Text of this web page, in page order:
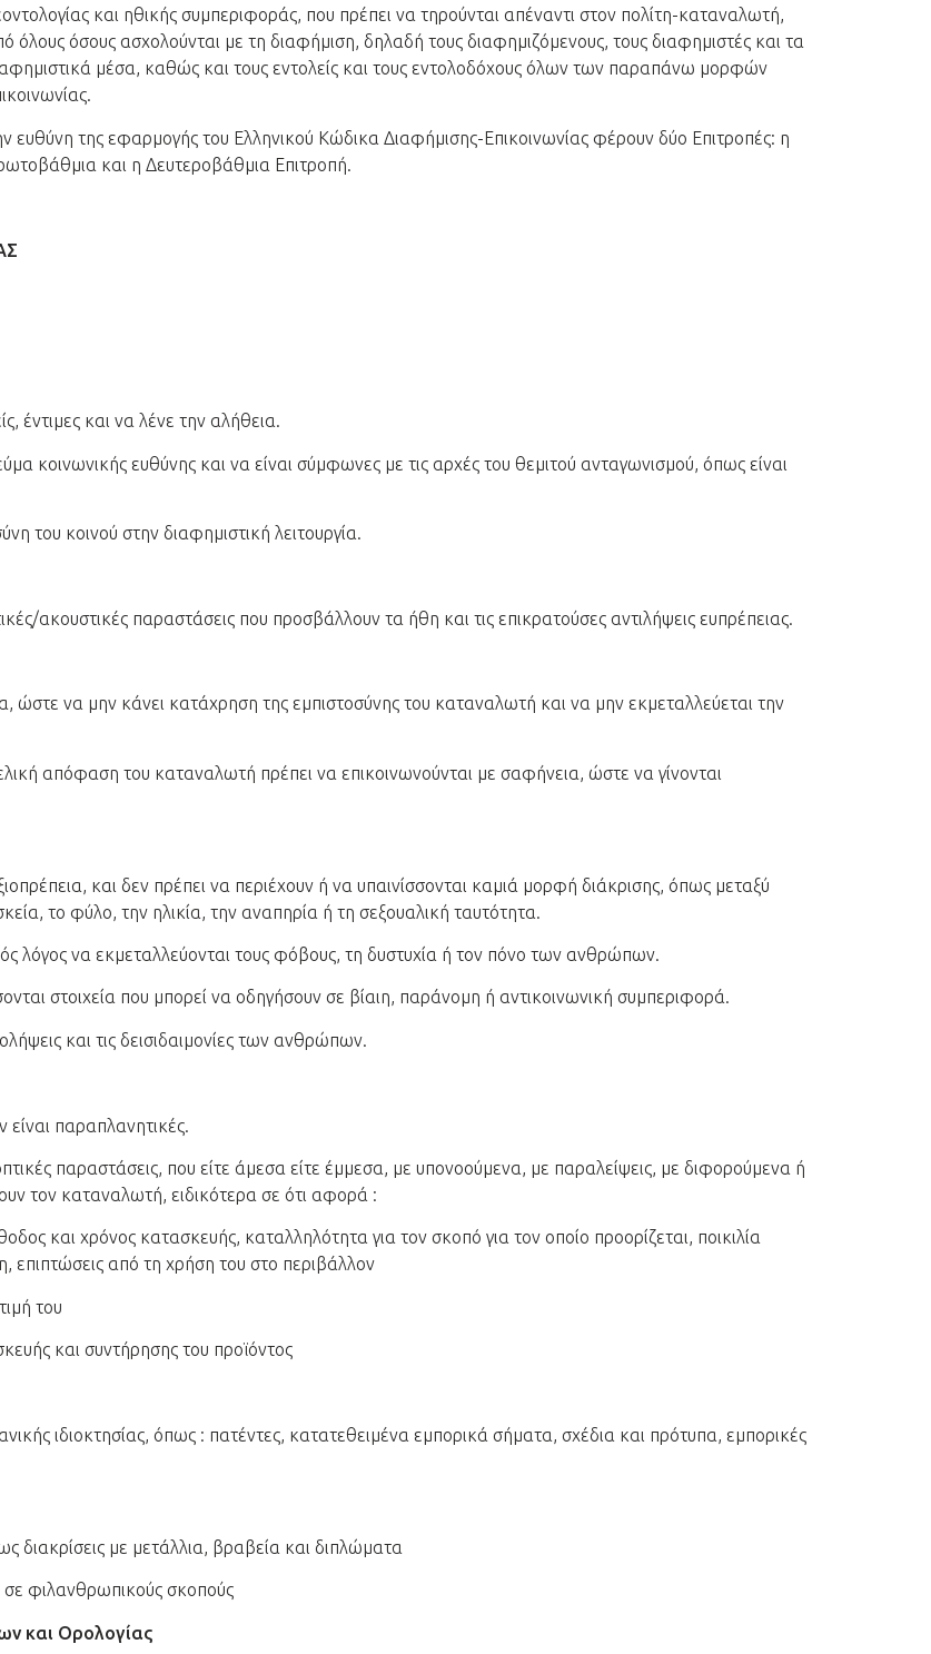
και ηθικής συμπεριφοράς, που πρέπει να τηρούνται απέναντι στον πολίτη-καταναλωτή,
όλους όσους ασχολούνται με τη διαφήμιση, δηλαδή τους διαφημιζόμενους, τους διαφημιστές και τα
μέσα, καθώς και τους εντολείς και τους εντολοδόχους όλων των παραπάνω μορφών
ευθύνη της εφαρμογής του Ελληνικού Κώδικα Διαφήμισης-Επικοινωνίας φέρουν δύο Επιτροπές: η
και η Δευτεροβάθμια Επιτροπή.
έντιμες και να λένε την αλήθεια.
κοινωνικής ευθύνης και να είναι σύμφωνες με τις αρχές του θεμιτού ανταγωνισμού, όπως είναι
του κοινού στην διαφημιστική λειτουργία.
ακουστικές παραστάσεις που προσβάλλουν τα ήθη και τις επικρατούσες αντιλήψεις ευπρέπειας.
ώστε να μην κάνει κατάχρηση της εμπιστοσύνης του καταναλωτή και να μην εκμεταλλεύεται την
απόφαση του καταναλωτή πρέπει να επικοινωνούνται με σαφήνεια, ώστε να γίνονται
και δεν πρέπει να περιέχουν ή να υπαινίσσονται καμιά μορφή διάκρισης, όπως μεταξύ
το φύλο, την ηλικία, την αναπηρία ή τη σεξουαλική ταυτότητα.
λόγος να εκμεταλλεύονται τους φόβους, τη δυστυχία ή τον πόνο των ανθρώπων.
στοιχεία που μπορεί να οδηγήσουν σε βίαιη, παράνομη ή αντικοινωνική συμπεριφορά.
και τις δεισιδαιμονίες των ανθρώπων.
παραπλανητικές.
παραστάσεις, που είτε άμεσα είτε έμμεσα, με υπονοούμενα, με παραλείψεις, με διφορούμενα ή
τον καταναλωτή, ειδικότερα σε ότι αφορά :
και χρόνος κατασκευής, καταλληλότητα για τον σκοπό για τον οποίο προορίζεται, ποικιλία
από τη χρήση του στο περιβάλλον
του
και συντήρησης του προϊόντος
ιδιοκτησίας, όπως : πατέντες, κατατεθειμένα εμπορικά σήματα, σχέδια και πρότυπα, εμπορικές
διακρίσεις με μετάλλια, βραβεία και διπλώματα
φιλανθρωπικούς σκοπούς
και Ορολογίας